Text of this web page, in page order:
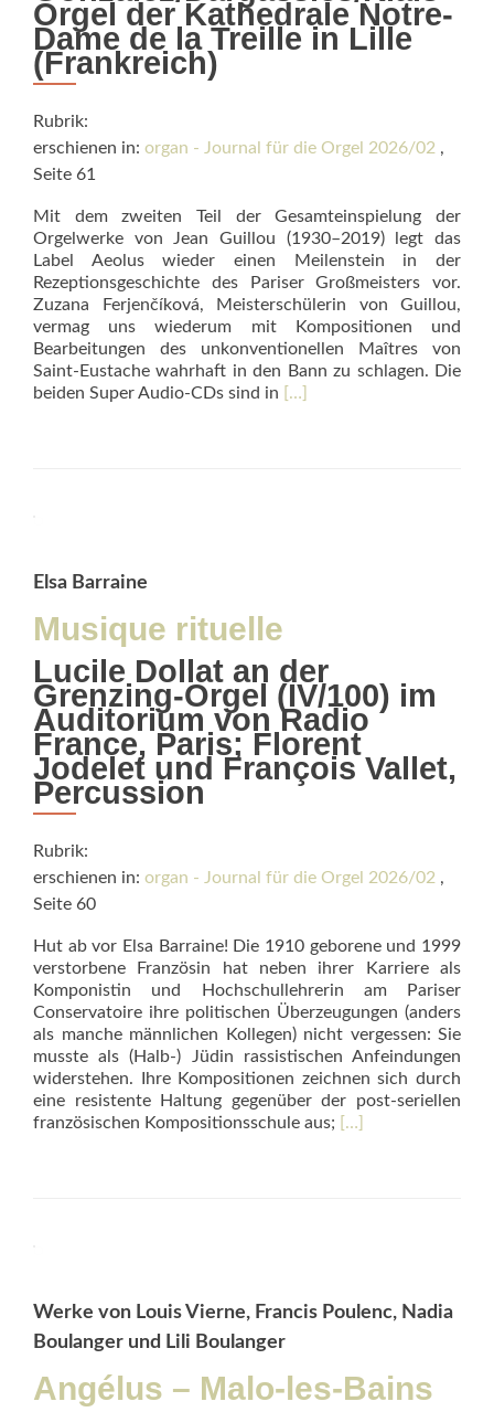
Orgel der Kathe­drale Notre-
Dame de la Treille in Lille
(Frankreich)
Rubrik:
erschienen in: organ - Journal für die Orgel 2026/02 ,
Seite 61
Mit dem zweiten Teil der Gesamteinspielung der
Orgelwerke von Jean Guillou (1930–2019) legt das
Label Aeolus wieder einen Meilenstein in der
Rezeptionsgeschichte des Pariser Großmeisters vor.
Zuzana Ferjen­čí­ková, Meisterschülerin von Guillou,
vermag uns wiederum mit Kompositionen und
Bearbeitungen des unkonventionellen Maîtres von
Saint-Eustache wahrhaft in den Bann zu schlagen. Die
beiden Super Audio-CDs sind in Read
[…]
Elsa Barraine
Musique rituelle
Lucile Dollat an der
Grenzing-Orgel (IV/100) im
Auditorium von Radio
France, Paris; Florent
Jodelet und François Vallet,
Percussion
Rubrik:
erschienen in: organ - Journal für die Orgel 2026/02 ,
Seite 60
Hut ab vor Elsa Barraine! Die 1910 geborene und 1999
verstorbene Französin hat neben ihrer Karriere als
Komponistin und Hochschullehrerin am Pariser
Conservatoire ihre politischen Überzeugungen (an­ders
als manche männlichen Kollegen) nicht vergessen: Sie
musste als (Halb-) Jüdin rassistischen Anfeindungen
widerstehen. Ihre Kompositionen zeichnen sich durch
eine resistente Haltung gegenüber der post-seriellen
französischen Kompositionsschule aus; Read
[…]
Werke von Louis Vierne, Francis Poulenc, Nadia
Boulanger und Lili Boulanger
Angélus – Malo-les-Bains